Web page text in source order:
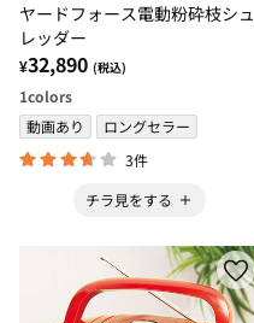
ヤードフォース電動粉砕枝シュ
レッダー
¥32,890 (税込)
1colors
動画あり
ロングセラー
3件
チラ見をする